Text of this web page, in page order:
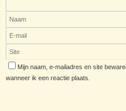
Mijn naam, e-mailadres en site
wanneer ik een reactie plaats.